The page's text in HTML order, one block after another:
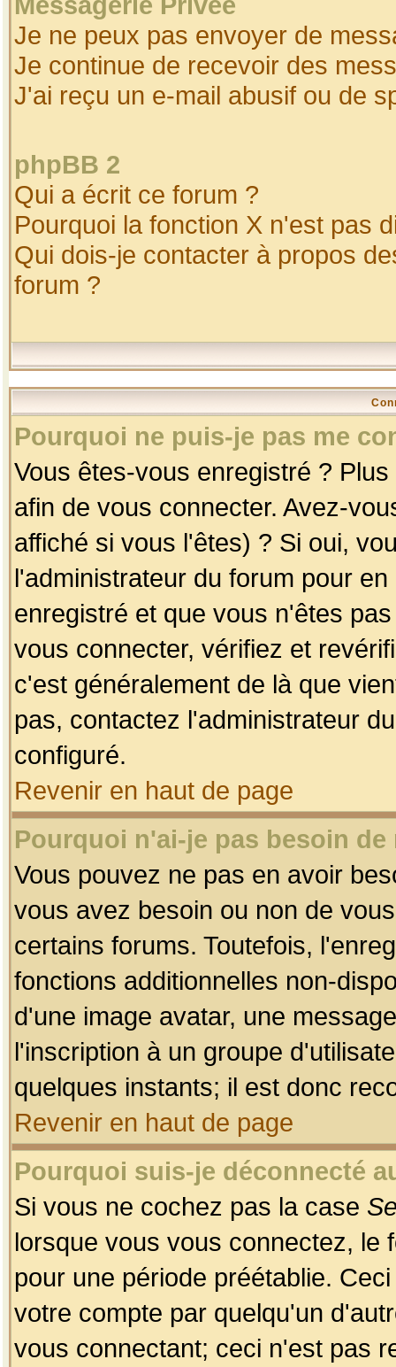
Je ne peux pas envoyer de
Je continue de recevoir des
J'ai reçu un e-mail abusif ou de
phpBB 2
Qui a écrit ce forum ?
Pourquoi la fonction X n'est pas
Qui dois-je contacter à propos
forum ?
Pourquoi ne puis-je pas me
Vous êtes-vous enregistré ?
afin de vous connecter. Avez-
affiché si vous l'êtes) ? Si oui,
l'administrateur du forum pour
enregistré et que vous n'êtes
vous connecter, vérifiez et
c'est généralement de là que
pas, contactez l'administrateur
configuré.
Revenir en haut de page
Pourquoi n'ai-je pas besoin
Vous pouvez ne pas en avoir
vous avez besoin ou non de
certains forums. Toutefois,
fonctions additionnelles non-
d'une image avatar, une
l'inscription à un groupe
quelques instants; il est donc
Revenir en haut de page
Pourquoi suis-je déconnecté
Si vous ne cochez pas la case
lorsque vous vous connectez, le
pour une période préétablie.
votre compte par quelqu'un
vous connectant; ceci n'est pas